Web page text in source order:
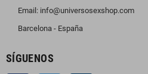
Email: info@universosexshop.com
Barcelona - España
SÍGUENOS